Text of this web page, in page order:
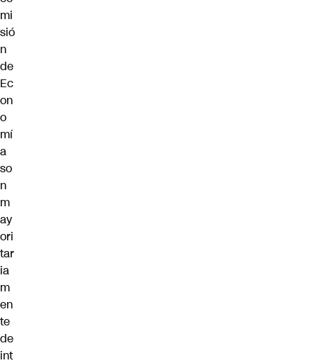
mi
sió
n
de
Ec
on
o
mí
a
so
n
m
ay
ori
tar
ia
m
en
te
de
int